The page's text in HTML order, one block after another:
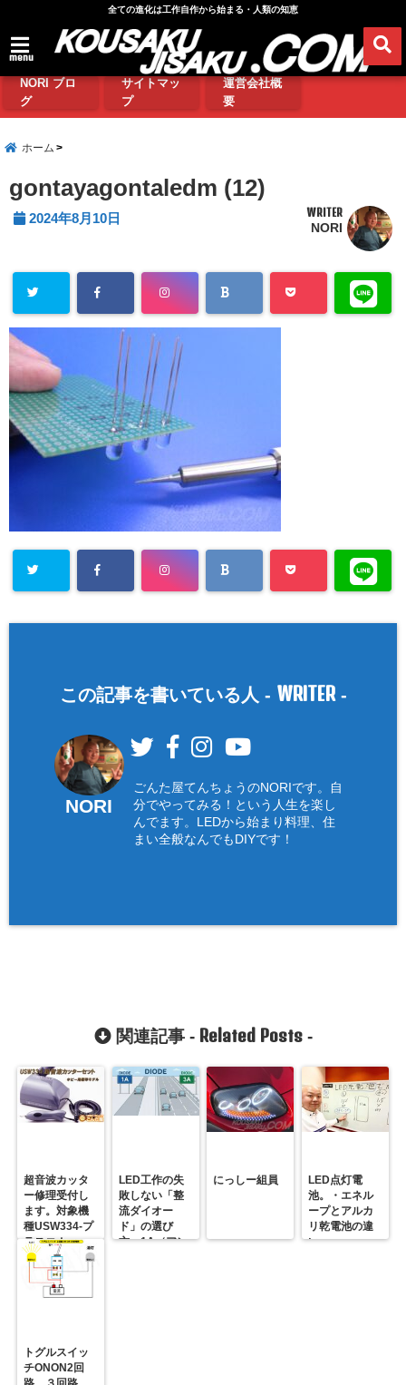
全ての進化は工作自作から始まる・人類の知恵
menu
NORI ブロ
グ
サイトマッ
プ
運営会社概
要
ホーム
gontayagontaledm (12)
2024年8月10日 WRITER
NORI
この記事を書いている人 - WRITER-
NORI
ごんた屋てんちょうのNORIです。自
分でやってみる！という人生を楽し
んでます。LEDから始まり料理、住
まい全般なんでもDIYです！
関連記事 - Related Posts-
超音波カッタ
ー修理受付し
ます。対象機
種USW334-プ
ラスコム-
R31GONTA
LED工作の失
敗しない「整
流ダイオー
ド」の選び
方。1A（アン
にっしー組員
LED点灯電
池。・エネル
ープとアルカ
リ乾電池の違
い
トグルスイッ
チONON2回